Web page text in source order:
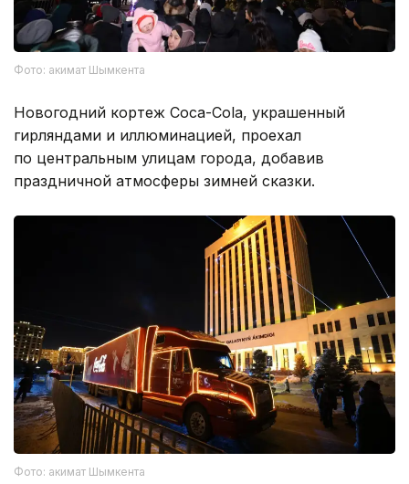
Фото: акимат Шымкента
Новогодний кортеж Coca-Cola, украшенный
гирляндами и иллюминацией, проехал
по центральным улицам города, добавив
праздничной атмосферы зимней сказки.
Фото: акимат Шымкента